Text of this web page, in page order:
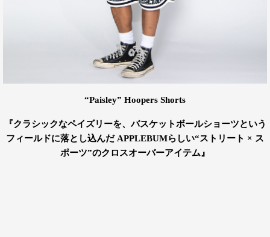
“Paisley” Hoopers Shorts
『クラシックなペイズリーを、バスケットボールショーツという
フィールドに落とし込んだ APPLEBUMらしい“ストリート × ス
ポーツ”のクロスオーバーアイテム』